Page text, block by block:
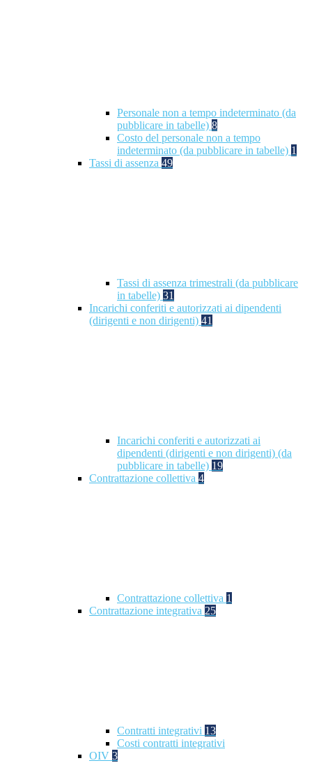
Personale non a tempo indeterminato (da
pubblicare in tabelle) 8
Costo del personale non a tempo
indeterminato (da pubblicare in tabelle) 1
Tassi di assenza 49
Tassi di assenza trimestrali (da pubblicare
in tabelle) 31
Incarichi conferiti e autorizzati ai dipendenti
(dirigenti e non dirigenti) 41
Incarichi conferiti e autorizzati ai
dipendenti (dirigenti e non dirigenti) (da
pubblicare in tabelle) 19
Contrattazione collettiva 4
Contrattazione collettiva 1
Contrattazione integrativa 25
Contratti integrativi 13
Costi contratti integrativi
OIV 3